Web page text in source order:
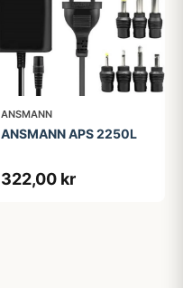
ANSMANN
ANSMANN APS 2250L
322,00 kr